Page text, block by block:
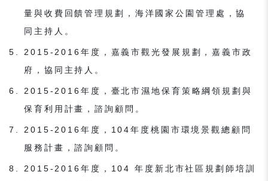
量與收費回饋管理規劃，海洋國家公園管理處，協
同主持人。
2015-2016年度，嘉義市觀光發展規劃，嘉義市政
府，協同主持人。
2015-2016年度，臺北市濕地保育策略綱領規劃與
保育利用計畫，諮詢顧問。
2015-2016年度，104年度桃園市環境景觀總顧問
服務計畫，諮詢顧問。
2015-2016年度，104 年度新北市社區規劃師培訓